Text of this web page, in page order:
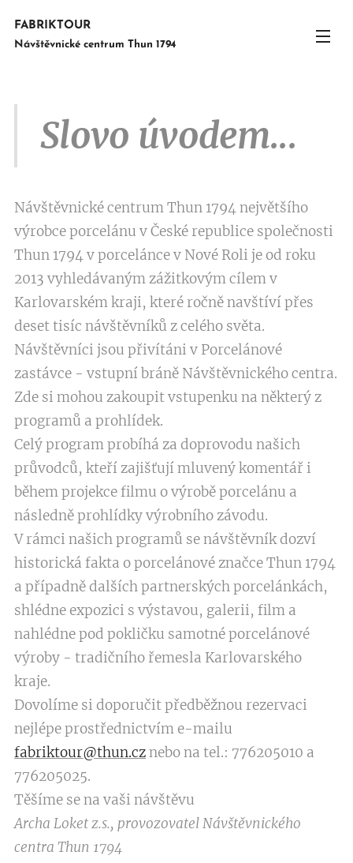
FABRIKTOUR
Návštěvnické centrum Thun 1794
Slovo úvodem...
Návštěvnické centrum Thun 1794 největšího
výrobce porcelánu v České republice společnosti
Thun 1794 v porcelánce v Nové Roli je od roku
2013 vyhledávaným zážitkovým cílem v
Karlovarském kraji, které ročně navštíví přes
deset tisíc návštěvníků z celého světa.
Návštěvníci jsou přivítáni v Porcelánové
zastávce - vstupní bráně Návštěvnického centra.
Zde si mohou zakoupit vstupenku na některý z
programů a prohlídek.
Celý program probíhá za doprovodu našich
průvodců, kteří zajišťují mluvený komentář i
během projekce filmu o výrobě porcelánu a
následně prohlídky výrobního závodu.
V rámci našich programů se návštěvník dozví
historická fakta o porcelánové značce Thun 1794
a případně dalších partnerských porcelánkách,
shlédne expozici s výstavou, galerii, film a
nahlédne pod pokličku samotné porcelánové
výroby - tradičního řemesla Karlovarského
kraje.
Dovolíme si doporučit předběžnou rezervaci
nejlépe prostřednictvím e-mailu
fabriktour@thun.cznebo na tel.: 776205010 a
776205025.
Těšíme se na vaši návštěvu
Archa Loket z.s., provozovatel Návštěvnického
centra Thun 1794